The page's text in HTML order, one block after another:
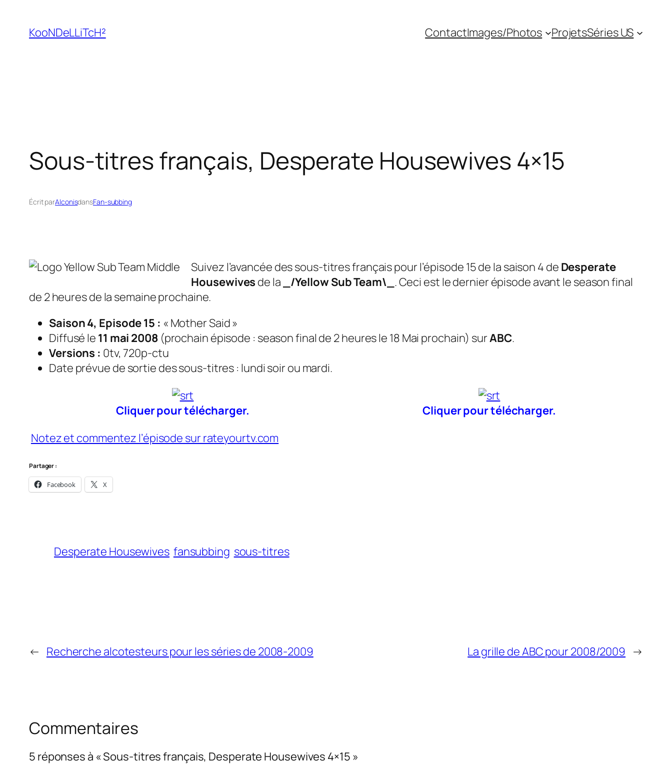
contenu
KooNDeLLiTcH² ContactImages/Photos ProjetsSéries US
Sous-titres français, Desperate Housewives 4×15
Écrit parAlconisdansFan-subbing
Suivez l’avancée des sous-titres français pour l’épisode 15 de la saison 4 de Desperate
Housewives de la _/Yellow Sub Team\_ . Ceci est le dernier épisode avant le season final
de 2 heures de la semaine prochaine.
Saison 4, Episode 15 : « Mother Said »
Diffusé le 11 mai 2008(prochain épisode : season final de 2 heures le 18 Mai prochain) surABC.
Versions : 0tv, 720p-ctu
Date prévue de sortie des sous-titres : lundi soir ou mardi.
Cliquer pour télécharger.
Cliquer pour télécharger.
Notez et commentez l’épisode sur rateyourtv.com
Partager :
Facebook X
Desperate Housewives fansubbing sous-titres
← Recherche alcotesteurs pour les séries de 2008-2009 La grille de ABC pour 2008/2009 →
Commentaires
5 réponses à « Sous-titres français, Desperate Housewives 4×15 »